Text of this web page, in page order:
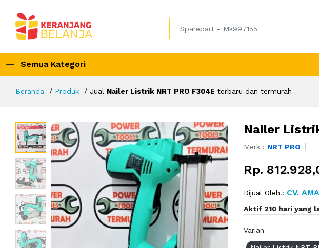
Semua Kategori
Beranda Produk Jual Nailer Listrik NRT PRO F304E terbaru dan termurah
Nailer
Merk : NRT PRO
Rp.
Dijual Oleh.: CV.
Aktif 210 hari yang
Varian